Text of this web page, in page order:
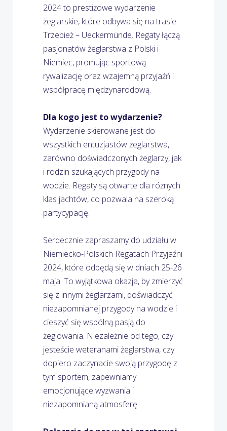
2024 to prestiżowe wydarzenie
żeglarskie, które odbywa się na trasie
Trzebież – Ueckermünde. Regaty łączą
pasjonatów żeglarstwa z Polski i
Niemiec, promując sportową
rywalizację oraz wzajemną przyjaźń i
współpracę międzynarodową.
Dla kogo jest to wydarzenie?
Wydarzenie skierowane jest do
wszystkich entuzjastów żeglarstwa,
zarówno doświadczonych żeglarzy, jak
i rodzin szukających przygody na
wodzie. Regaty są otwarte dla różnych
klas jachtów, co pozwala na szeroką
partycypację.
Serdecznie zapraszamy do udziału w
Niemiecko-Polskich Regatach Przyjaźni
2024, które odbędą się w dniach 25-26
maja. To wyjątkowa okazja, by zmierzyć
się z innymi żeglarzami, doświadczyć
niezapomnianej przygody na wodzie i
cieszyć się wspólną pasją do
żeglowania. Niezależnie od tego, czy
jesteście weteranami żeglarstwa, czy
dopiero zaczynacie swoją przygodę z
tym sportem, zapewniamy
emocjonujące wyzwania i
niezapomnianą atmosferę.